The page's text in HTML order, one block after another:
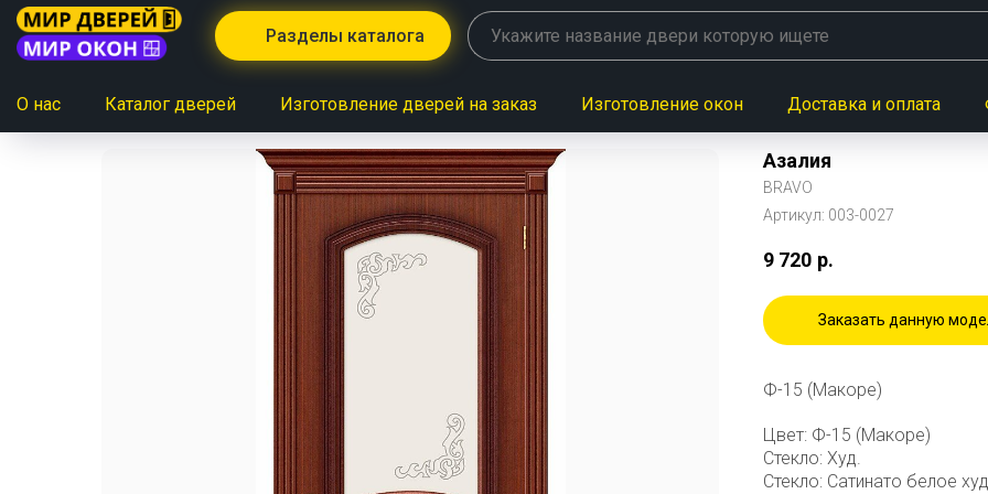
Разделы каталога
О нас Каталог дверей Изготовление дверей на заказ Изготовление окон Доставка и оплата
Азалия
BRAVO
Артикул: 003-0027
9 720 р.
Заказать данную
Ф-15 (Макоре)
Цвет: Ф-15 (Макоре)
Стекло: Худ.
Стекло: Сатинато белое